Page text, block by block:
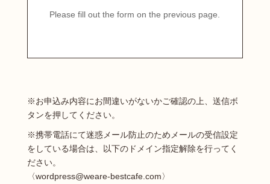
Please fill out the form on the previous page.
※お申込み内容にお間違いがないかご確認の上、送信ボ
タンを押してください。
※携帯電話にて迷惑メール防止のためメールの受信設定
をしている場合は、以下のドメイン指定解除を行ってく
ださい。
〈wordpress@weare-bestcafe.com〉